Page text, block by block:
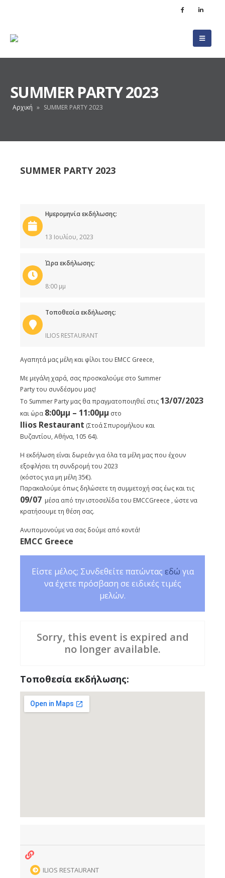
SUMMER PARTY 2023
Αρχική » SUMMER PARTY 2023
SUMMER PARTY 2023
Ημερομηνία εκδήλωσης:
13 Ιουλίου, 2023
Ώρα εκδήλωσης:
8:00 μμ
Τοποθεσία εκδήλωσης:
ILIOS RESTAURANT
Αγαπητά μας μέλη και φίλοι του EMCC Greece,
Με μεγάλη χαρά, σας προσκαλούμε στο Summer
Party του συνδέσμου μας!
Το Summer Party μας θα πραγματοποιηθεί στις 13/07/2023
και ώρα 8:00μμ – 11:00μμ στο
Ilios Restaurant (Στοά Σπυρομήλιου και
Βυζαντίου, Αθήνα, 105 64).
Η εκδήλωση είναι δωρεάν για όλα τα μέλη μας που έχουν
εξοφλήσει τη συνδρομή του 2023
(κόστος για μη μέλη 35€).
Παρακαλούμε όπως δηλώσετε τη συμμετοχή σας έως και τις
09/07 μέσα από την ιστοσελίδα του EMCCGreece , ώστε να
κρατήσουμε τη θέση σας.
Ανυπομονούμε να σας δούμε από κοντά!
EMCC Greece
Είστε μέλος; Συνδεθείτε πατώντας εδώ για
να έχετε πρόσβαση σε ειδικές τιμές
μελών.
Sorry, this event is expired and
no longer available.
Τοποθεσία εκδήλωσης:
ILIOS RESTAURANT